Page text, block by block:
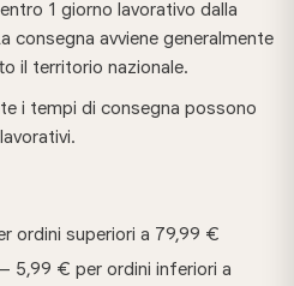
1 giorno lavorativo dalla
consegna avviene generalmente
il territorio nazionale.
i tempi di consegna possono
ordini superiori a 79,99 €
5,99 € per ordini inferiori a